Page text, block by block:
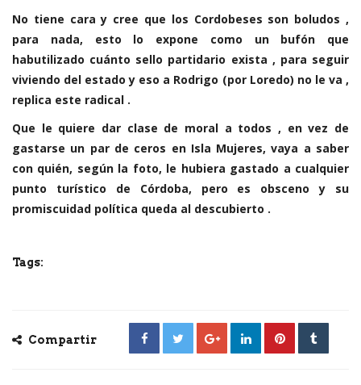
No tiene cara y cree que los Cordobeses son boludos ,
para nada, esto lo expone como un bufón que
habutilizado cuánto sello partidario exista , para seguir
viviendo del estado y eso a Rodrigo (por Loredo) no le va ,
replica este radical .
Que le quiere dar clase de moral a todos , en vez de
gastarse un par de ceros en Isla Mujeres, vaya a saber
con quién, según la foto, le hubiera gastado a cualquier
punto turístico de Córdoba, pero es obsceno y su
promiscuidad política queda al descubierto .
Tags:
Compartir